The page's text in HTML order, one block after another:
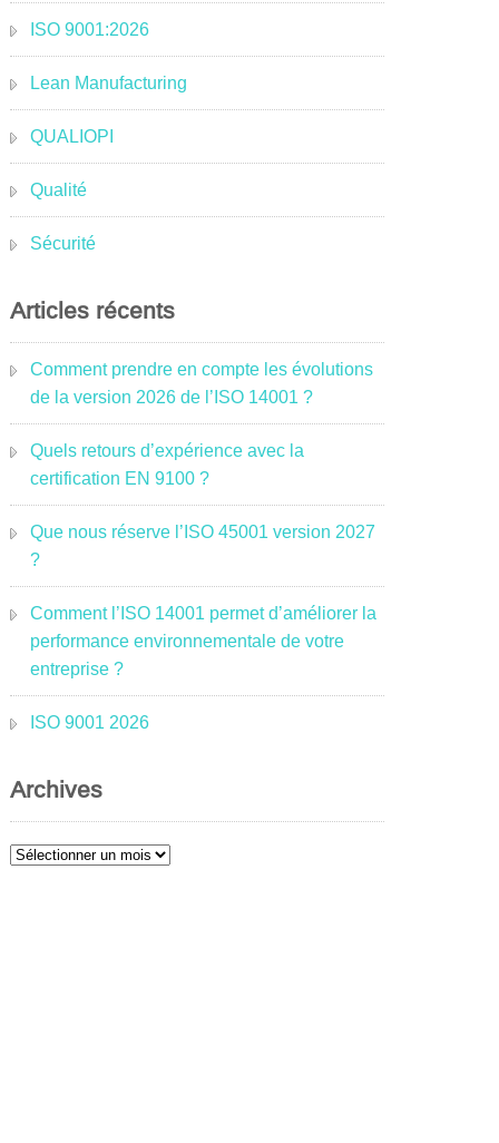
ISO 9001:2026
Lean Manufacturing
QUALIOPI
Qualité
Sécurité
Articles récents
Comment prendre en compte les évolutions
de la version 2026 de l’ISO 14001 ?
Quels retours d’expérience avec la
certification EN 9100 ?
Que nous réserve l’ISO 45001 version 2027
?
Comment l’ISO 14001 permet d’améliorer la
performance environnementale de votre
entreprise ?
ISO 9001 2026
Archives
Archives